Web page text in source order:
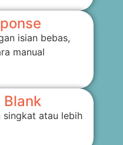
isian bebas,
manual
Blank
singkat atau lebih